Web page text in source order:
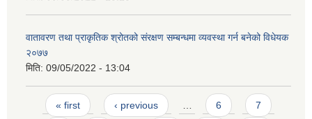
वातावरण तथा प्राकृतिक श्रोतको संरक्षण सम्बन्धमा व्यवस्था गर्न बनेको विधेयक
२०७७
मिति: 09/05/2022 - 13:04
Pages
« first ‹ previous … 6 7